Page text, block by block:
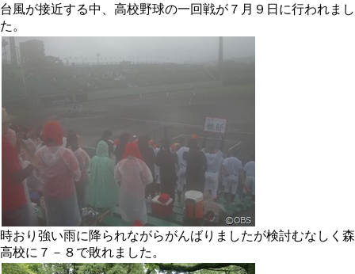
台風が接近する中、高校野球の一回戦が７月９日に行われまし
た。
時おり強い雨に降られながらがんばりましたが検討むなしく森
高校に７－８で敗れました。